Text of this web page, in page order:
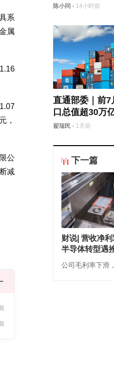
系
属
，
公
减
陈小同 · 14小时前
直通部委｜前7
口总值超30万
翟瑞民 · 1天前
下一篇
财说| 营收净
半导体转型遇
公司毛利率下滑